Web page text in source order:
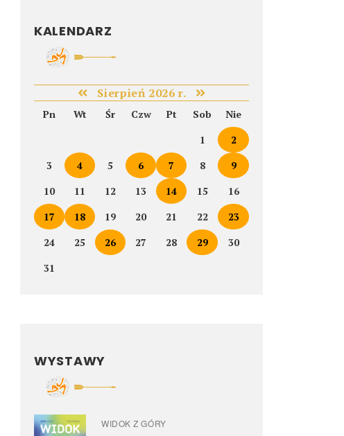
KALENDARZ
Sierpień 2026 r.
Pn Wt Śr Czw Pt Sob
Nie
1
2
3
4 5 6 7 8
9
10
11 12 13 14 15
16
17
18 19 20 21 22
23
24
25 26 27 28 29
30
31
WYSTAWY
WIDOK Z GÓRY